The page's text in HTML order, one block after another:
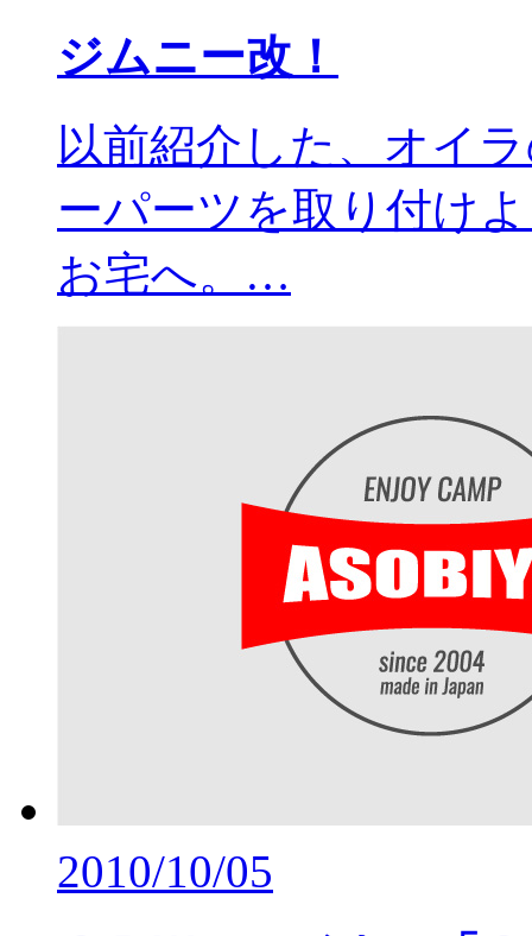
ジムニー改！
以前紹介した、オイ
ーパーツを取り付け
お宅へ。…
2010/10/05